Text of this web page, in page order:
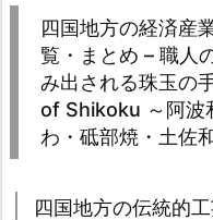
四国地方の経済産
覧・まとめ – 職人
み出される珠玉の
of Shikoku ～阿波
わ・砥部焼・土佐
四国地方の伝統的